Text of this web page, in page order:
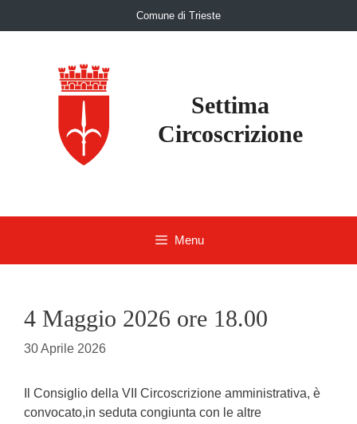
Comune di Trieste
Settima
Circoscrizione
Menu
4 Maggio 2026 ore 18.00
30 Aprile 2026
Il Consiglio della VII Circoscrizione amministrativa, è
convocato,in seduta congiunta con le altre